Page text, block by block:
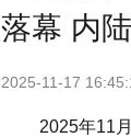
落幕 内
2025-11-17
2025年11